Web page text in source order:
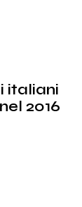
italiani
2016